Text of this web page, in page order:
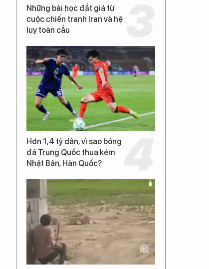
Những bài học đắt giá từ
cuộc chiến tranh Iran và hệ
lụy toàn cầu
Hơn 1,4 tỷ dân, vì sao bóng
đá Trung Quốc thua kém
Nhật Bản, Hàn Quốc?